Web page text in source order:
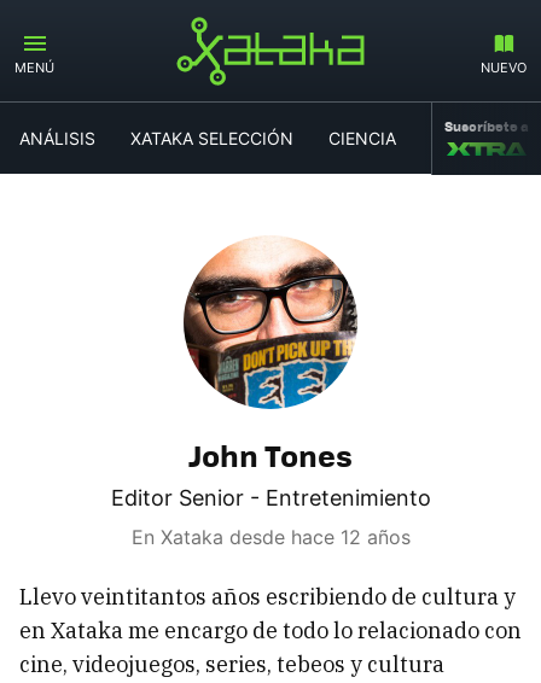
MENÚ NUEVO
ANÁLISIS XATAKA SELECCIÓN CIENCIA MOVILIDAD
Suscríbete a
John Tones
Editor Senior - Entretenimiento
En Xataka desde hace 12 años
Llevo veintitantos años escribiendo de cultura y
en Xataka me encargo de todo lo relacionado con
cine, videojuegos, series, tebeos y cultura